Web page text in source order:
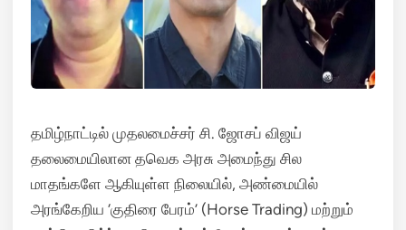
தமிழ்நாட்டில் முதலமைச்சர் சி. ஜோசப் விஜய்
தலைமையிலான தவெக அரசு அமைந்து சில
மாதங்களே ஆகியுள்ள நிலையில், அண்மையில்
அரங்கேறிய ‘குதிரை பேரம்’ (Horse Trading) மற்றும்